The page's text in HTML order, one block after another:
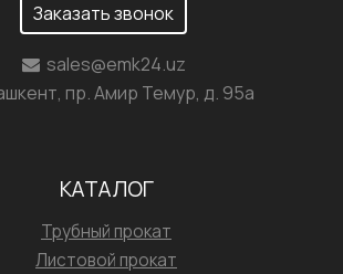
Заказать звонок
sales@emk24.uz
пр. Амир Темур, д. 95а
КАТАЛОГ
Трубный прокат
Листовой прокат